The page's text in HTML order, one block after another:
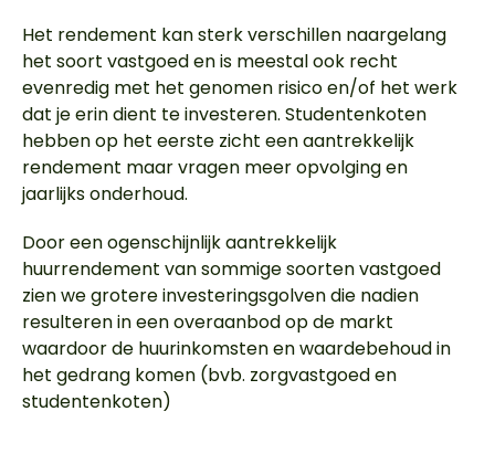
Het rendement kan sterk verschillen naargelang
het soort vastgoed en is meestal ook recht
evenredig met het genomen risico en/of het werk
dat je erin dient te investeren. Studentenkoten
hebben op het eerste zicht een aantrekkelijk
rendement maar vragen meer opvolging en
jaarlijks onderhoud.
Door een ogenschijnlijk aantrekkelijk
huurrendement van sommige soorten vastgoed
zien we grotere investeringsgolven die nadien
resulteren in een overaanbod op de markt
waardoor de huurinkomsten en waardebehoud in
het gedrang komen (bvb. zorgvastgoed en
studentenkoten)